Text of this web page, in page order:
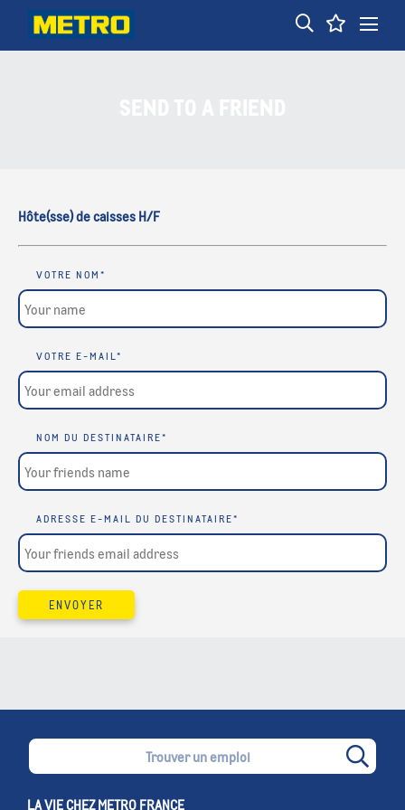
fbq('track', 'Lead');
Hôte(sse) de caisses H/F
VOTRE NOM *
VOTRE E-MAIL*
NOM DU DESTINATAIRE*
ADRESSE E-MAIL DU DESTINATAIRE*
ENVOYER
LA VIE CHEZ METRO FRANCE